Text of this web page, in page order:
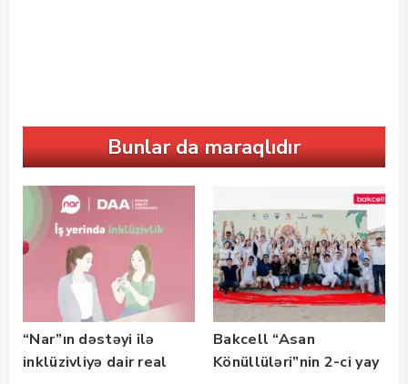
Bunlar da maraqlıdır
“Nar”ın dəstəyi ilə
inklüzivliyə dair real
Bakcell “Asan
Könüllüləri”nin 2-ci yay